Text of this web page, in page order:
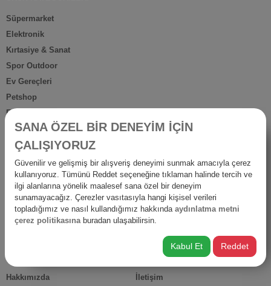
Süpermarket
Elektronik
Kırtasiye & Sanat
Spor Outdoor
Ev Gereçleri
Petshop
Ev Dışı Tüketim
Kişisel Bakım
Anne Bebek
İş Yerine Özel
Oto-Yapı-Bahçe
Hediyelik Ürünler
Diğer Ürünler
İsraf
Hakkımızda
İletişim
SANA ÖZEL BİR DENEYİM İÇİN
ÇALIŞIYORUZ
Güvenilir ve gelişmiş bir alışveriş deneyimi sunmak amacıyla çerez
kullanıyoruz. Tümünü Reddet seçeneğine tıklaman halinde tercih ve
ilgi alanlarına yönelik maalesef sana özel bir deneyim
sunamayacağız. Çerezler vasıtasıyla hangi kişisel verileri
topladığımız ve nasıl kullandığımız hakkında aydınlatma metni
çerez politikasınaburadan ulaşabilirsin.
Kabul Et Reddet